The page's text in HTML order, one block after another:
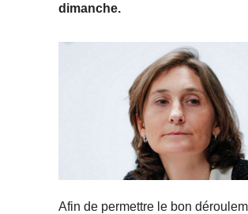
dimanche.
Afin de permettre le bon